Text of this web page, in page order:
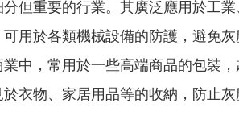
但重要的行業。其廣泛應用於工業
用於各類機械設備的防護，避免
中，常用於一些高端商品的包裝
衣物、家居用品等的收納，防止灰